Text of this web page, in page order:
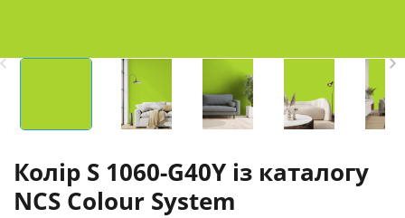
Колір S 1060-G40Y із каталогу
NCS Colour System